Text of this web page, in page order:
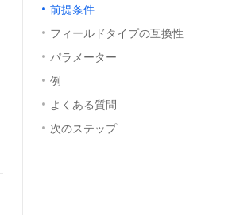
前提条件
フィールドタイプの互換性
パラメーター
例
よくある質問
次のステップ